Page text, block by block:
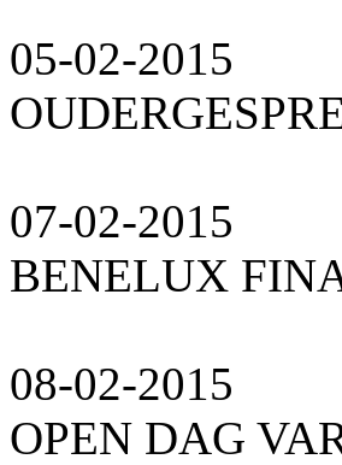
05-02-2015
07-02-2015
BENELUX
08-02-2015
OPEN DAG